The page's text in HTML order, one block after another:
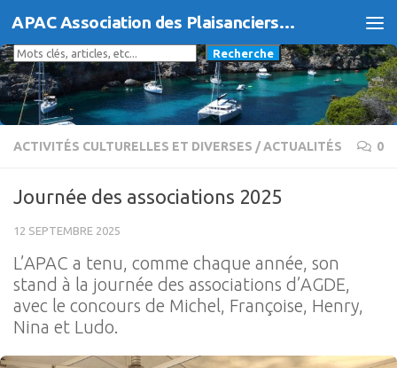
Skip to content APAC Association des Plaisanciers d'Agde et du Cap
Rechercher
Recherche
ACTIVITÉS CULTURELLES ET DIVERSES /ACTUALITÉS 0
Journée des associations 2025
12 SEPTEMBRE 2025
L’APAC a tenu, comme chaque année, son
stand à la journée des associations d’AGDE,
avec le concours de Michel, Françoise, Henry,
Nina et Ludo.